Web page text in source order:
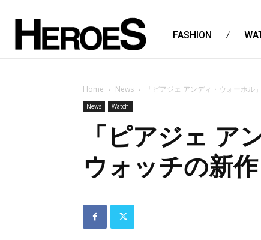
FASHION
Home News 「ピアジェ アンディ・ウォーホル
News Watch
「ピアジェ ア
ウォッチの新作